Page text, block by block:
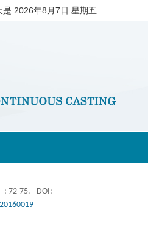
是 2026年8月7日 星期五
: 72-75.
DOI: